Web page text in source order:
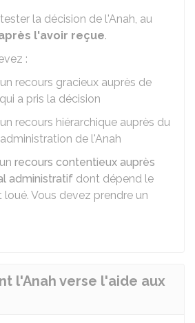
la décision de l'Anah, au
l'avoir reçue.
:
recours gracieux auprès de
a pris la décision
recours hiérarchique auprès du
de l'Anah
recours contentieux auprès
administratif dont dépend le
Vous devez prendre un
l'Anah verse l'aide aux